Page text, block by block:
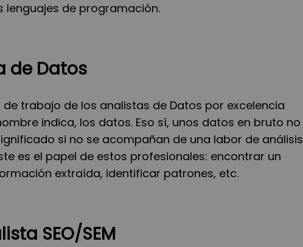
lenguajes de programación.
de Datos
de trabajo de los analistas de Datos por excelencia
indica, los datos. Eso sí, unos datos en bruto no
si no se acompañan de una labor de análisis
es el papel de estos profesionales: encontrar un
extraída, identificar patrones, etc.
SEO/SEM